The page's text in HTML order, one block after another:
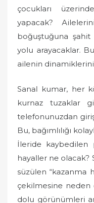
çocukları
yapacak?
boğuştuğuna
yolu arayacaklar.
ailenin
Sanal kumar, her
kurnaz tuzaklar
telefonunuzdan
Bu, bağımlılığı
İleride kaybedilen
hayaller ne olacak?
süzülen “kazanma
çekilmesine neden
dolu görünümleri